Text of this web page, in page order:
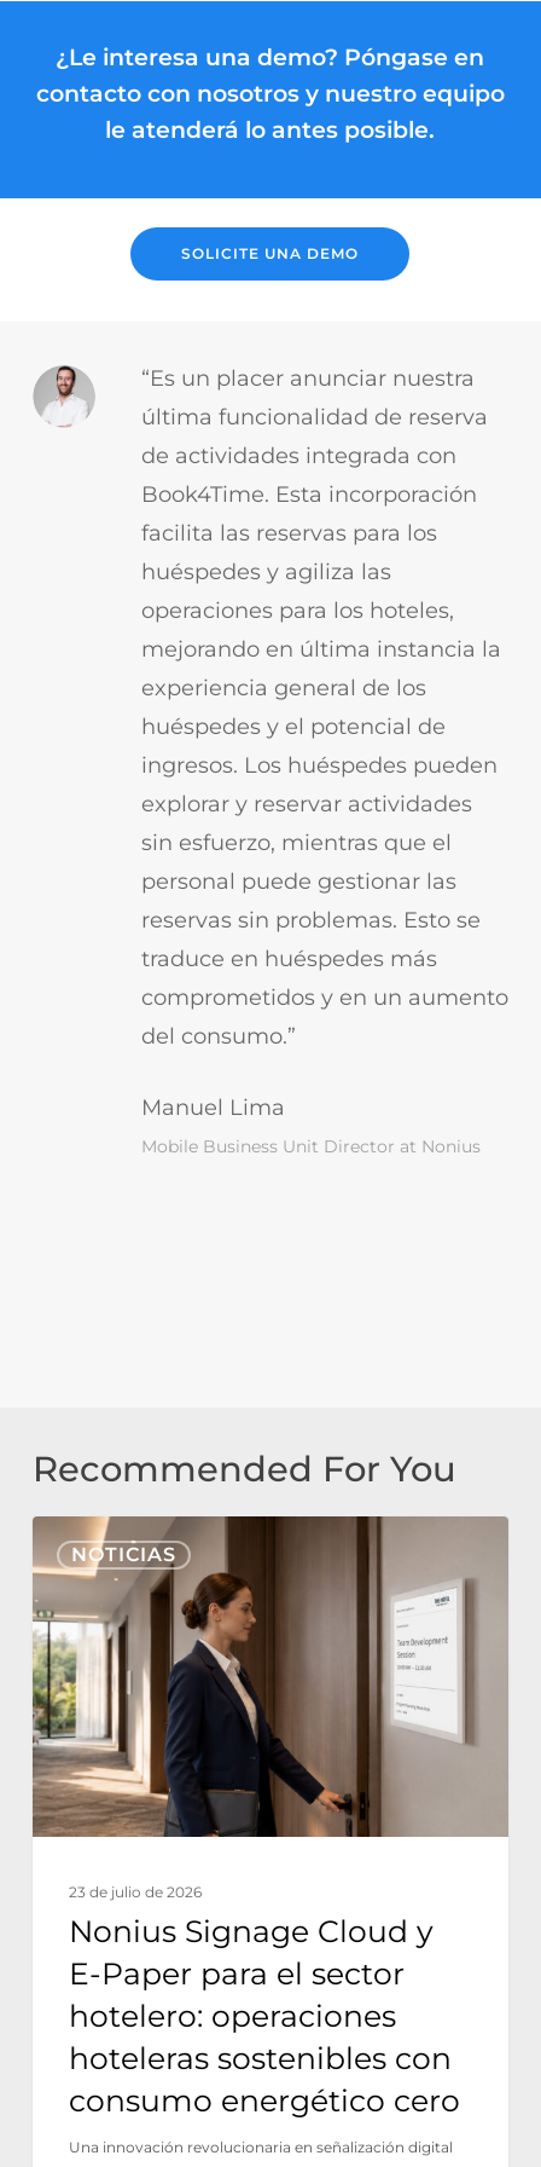
¿Le interesa una demo? Póngase en
contacto con nosotros y nuestro equipo
le atenderá lo antes posible.
SOLICITE UNA DEMO
“Es un placer anunciar nuestra
última funcionalidad de reserva
de actividades integrada con
Book4Time. Esta incorporación
facilita las reservas para los
huéspedes y agiliza las
operaciones para los hoteles,
mejorando en última instancia la
experiencia general de los
huéspedes y el potencial de
ingresos. Los huéspedes pueden
explorar y reservar actividades
sin esfuerzo, mientras que el
personal puede gestionar las
reservas sin problemas. Esto se
traduce en huéspedes más
comprometidos y en un aumento
del consumo.”
Manuel Lima
Mobile Business Unit Director at Nonius
Recommended For You
NOTICIAS
Nonius
Signage
Cloud
y
E-
Paper
para
el
sector
hoteleras
sostenibles
consumo
energético
23 de julio de 2026
Nonius Signage Cloud y
E-Paper para el sector
hotelero: operaciones
hoteleras sostenibles con
consumo energético cero
Una innovación revolucionaria en señalización digital